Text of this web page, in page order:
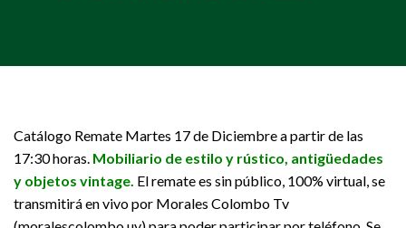
Catálogo Remate Martes 17 de Diciembre a partir de las
17:30 horas. Mobiliario de estilo y rústico, antigüedades
y objetos vintage. El remate es sin público, 100% virtual, se
transmitirá en vivo por Morales Colombo Tv